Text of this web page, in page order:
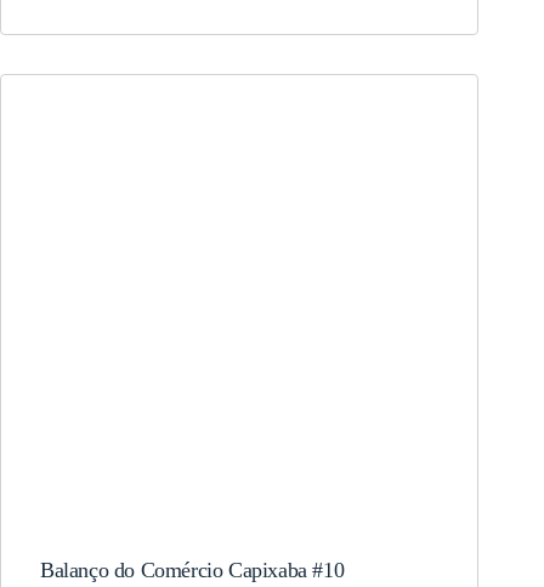
Balanço do Comércio Capixaba #10